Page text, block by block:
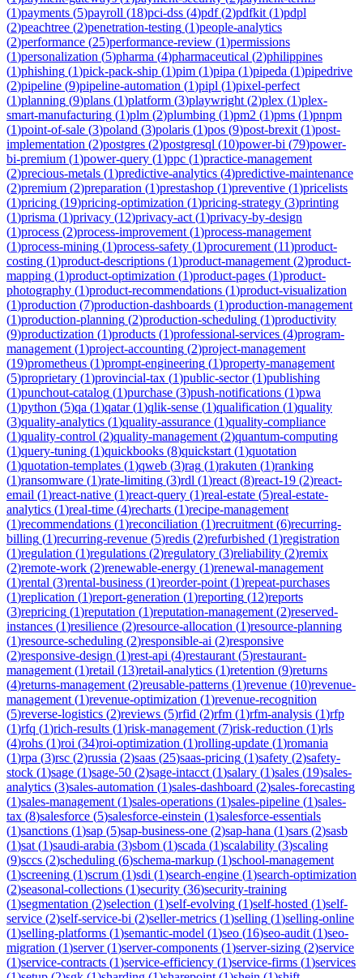
(1)payments (5)payroll (18)pci-dss (4)pdf(2)pdfkit (1)pdpl
(2)peachtree (2)penetration-testing (1)people-analytics
(2)performance (25)performance-review (1)permissions
(1)personalization (5)pharma (4)pharmaceutical (2)philippines
(1)phishing (1)pick-pack-ship (1)pim (1)pipa (1)pipeda (1)pipedrive
(2)pipeline (9)pipeline-automation (1)pipl (1)pixel-perfect
(1)planning (9)plans (1)platform (3)playwright (2)plex (1)plex-
smart-manufacturing (1)plm (2)plumbing (1)pm2 (1)pms (1)pnpm
(1)point-of-sale (3)poland (3)polaris (1)pos (9)post-brexit (1)post-
implementation (2)postgres (2)postgresql (10)power-bi (79)power-
bi-premium (1)power-query (1)ppc (1)practice-management
(2)precious-metals (1)predictive-analytics (4)predictive-maintenance
(2)premium (2)preparation (1)prestashop (1)preventive (1)pricelists
(1)pricing (19)pricing-optimization (1)pricing-strategy (3)printing
(1)prisma (1)privacy (12)privacy-act (1)privacy-by-design
(1)process (2)process-improvement (1)process-management
(1)process-mining (1)process-safety (1)procurement (11)product-
costing (1)product-descriptions (1)product-management (2)product-
mapping (1)product-optimization (1)product-pages (1)product-
photography (1)product-recommendations (1)product-visualization
(1)production (7)production-dashboards (1)production-management
(1)production-planning (2)production-scheduling (1)productivity
(9)productization (1)products (1)professional-services (4)program-
management (1)project-accounting (2)project-management
(19)prometheus (1)prompt-engineering (1)property-management
(5)proprietary (1)provincial-tax (1)public-sector(1)publishing
(1)punchout-catalog (1)purchase (3)push-notifications (1)pwa
(1)python (5)qa (1)qatar(1)qlik-sense (1)qualification (1)quality
(3)quality-analytics (1)quality-assurance (1)quality-compliance
(1)quality-control (2)quality-management (2)quantum-computing
(1)query-tuning (1)quickbooks (8)quickstart (1)quotation
(1)quotation-templates (1)qweb (3)rag (1)rakuten (1)ranking
(1)ransomware (1)rate-limiting (3)rdl (1)react (8)react-19 (2)react-
email (1)react-native (1)react-query (1)real-estate (5)real-estate-
analytics (1)real-time (4)recharts (1)recipe-management
(1)recommendations (1)reconciliation (1)recruitment (6)recurring-
billing (1)recurring-revenue (5)redis (2)refurbished (1)registration
(1)regulation (1)regulations (2)regulatory (3)reliability (2)remix
(2)remote-work (2)renewable-energy (1)renewal-management
(1)rental (3)rental-business (1)reorder-point (1)repeat-purchases
(1)replication (1)report-generation (1)reporting (12)reports
(3)repricing (1)reputation (1)reputation-management (2)reserved-
instances (1)resilience (2)resource-allocation (1)resource-planning
(1)resource-scheduling (2)responsible-ai (2)responsive
(2)responsive-design (1)rest-api (4)restaurant (5)restaurant-
management (1)retail (13)retail-analytics (1)retention (9)returns
(4)returns-management (2)reusable-patterns (1)revenue (10)revenue-
management (1)revenue-optimization (1)revenue-recognition
(5)reverse-logistics (2)reviews (5)rfid (2)rfm (1)rfm-analysis (1)rfp
(1)rfq (1)rich-results (1)risk-management (7)risk-reduction (1)rls
(4)rohs (1)roi (34)roi-optimization (1)rolling-update (1)romania
(1)rpa (3)rsc (2)russia (2)saas (25)saas-pricing (1)safety (2)safety-
stock (1)sage (1)sage-50 (2)sage-intacct (1)salary (1)sales (19)sales-
analytics (3)sales-automation (1)sales-dashboard (2)sales-forecasting
(1)sales-management (1)sales-operations (1)sales-pipeline (1)sales-
tax (8)salesforce (5)salesforce-einstein (1)salesforce-essentials
(1)sanctions (1)sap (5)sap-business-one (2)sap-hana (1)sars (2)sasb
(1)sat (1)saudi-arabia (3)sbom (1)scada (1)scalability (3)scaling
(9)sccs (2)scheduling (6)schema-markup (1)school-management
(1)screening (1)scrum (1)sdi (1)search-engine (1)search-optimization
(2)seasonal-collections (1)security (36)security-training
(1)segmentation (2)selection (1)self-evolving (1)self-hosted (1)self-
service (2)self-service-bi (2)seller-metrics (1)selling (1)selling-online
(1)selling-platforms (1)semantic-model (1)seo (16)seo-audit (1)seo-
migration (1)server(1)server-components (1)server-sizing (2)service
(1)service-contracts (1)service-efficiency (1)service-firms (1)services